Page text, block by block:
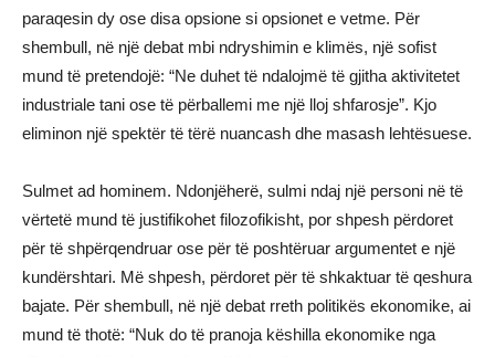
paraqesin dy ose disa opsione si opsionet e vetme. Për
shembull, në një debat mbi ndryshimin e klimës, një sofist
mund të pretendojë: “Ne duhet të ndalojmë të gjitha aktivitetet
industriale tani ose të përballemi me një lloj shfarosje”. Kjo
eliminon një spektër të tërë nuancash dhe masash lehtësuese.
Sulmet ad hominem. Ndonjëherë, sulmi ndaj një personi në të
vërtetë mund të justifikohet filozofikisht, por shpesh përdoret
për të shpërqendruar ose për të poshtëruar argumentet e një
kundërshtari. Më shpesh, përdoret për të shkaktuar të qeshura
bajate. Për shembull, në një debat rreth politikës ekonomike, ai
mund të thotë: “Nuk do të pranoja këshilla ekonomike nga